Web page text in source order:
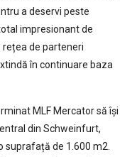
a deservi peste
impresionant de
rețea de parteneri
în continuare baza
MLF Mercator să își
din Schweinfurt,
suprafață de 1.600 m2.